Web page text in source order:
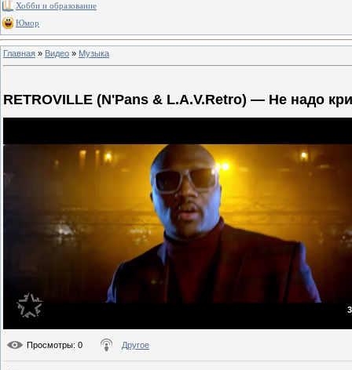
Хобби и образование
Юмор
Главная » Видео » Музыка
RETROVILLE (N'Pans & L.A.V.Retro) — Не надо
Просмотры: 0 Другое